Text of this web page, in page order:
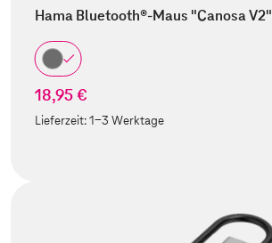
Hama Bluetooth®-Maus "Canosa V2"
18,95 €
Lieferzeit:1-3 Werktage